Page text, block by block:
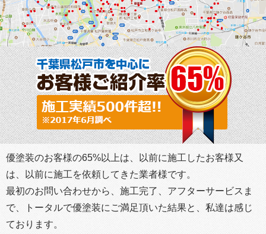
優塗装のお客様の65%以上は、以前に施工したお客様又
は、以前に施工を依頼してきた業者様です。
最初のお問い合わせから、施工完了、アフターサービスま
で、トータルで優塗装にご満足頂いた結果と、私達は感じ
ております。